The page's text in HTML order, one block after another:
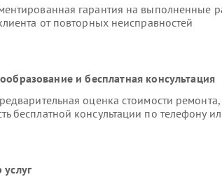
гарантия на выполненные
от повторных неисправностей
и бесплатная консультация
оценка стоимости ремонта,
бесплатной консультации по телефону